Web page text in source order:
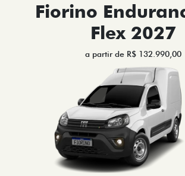
Fiorino
Flex 2027
a partir de R$ 132.990,00